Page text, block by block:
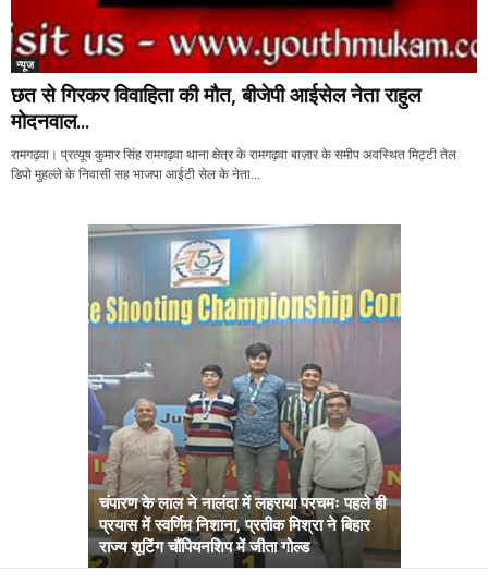
न्यूज
छत से गिरकर विवाहिता की मौत, बीजेपी आईसेल नेता राहुल
मोदनवाल...
रामगढ़वा। प्रत्यूष कुमार सिंह रामगढ़वा थाना क्षेत्र के रामगढ़वा बाज़ार के समीप अवस्थित मिट्टी तेल
डिपो मुहल्ले के निवासी सह भाजपा आईटी सेल के नेता...
चंपारण के लाल ने नालंदा में लहराया परचमः पहले ही
प्रयास में स्वर्णिम निशाना, प्रतीक मिश्रा ने बिहार
राज्य शूटिंग चौंपियनशिप में जीता गोल्ड